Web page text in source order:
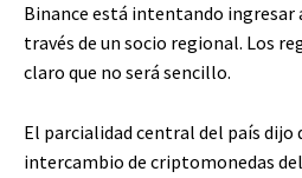
Binance está intentando ingresar
través de un socio regional. Los
claro que no será sencillo.
El parcialidad central del país dijo
intercambio de criptomonedas